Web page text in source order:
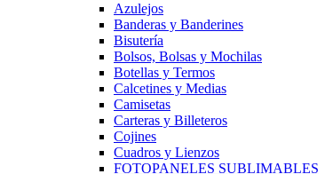
Azulejos
Banderas y Banderines
Bisutería
Bolsos, Bolsas y Mochilas
Botellas y Termos
Calcetines y Medias
Camisetas
Carteras y Billeteros
Cojines
Cuadros y Lienzos
FOTOPANELES SUBLIMABLES